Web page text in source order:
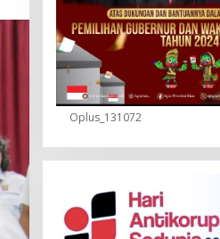
Oplus_131072